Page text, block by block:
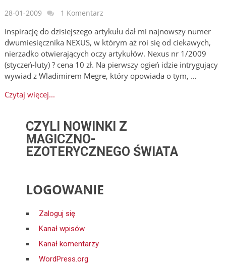
28-01-2009 1 Komentarz
Inspirację do dzisiejszego artykułu dał mi najnowszy numer
dwumiesięcznika NEXUS, w którym aż roi się od ciekawych,
nierzadko otwierających oczy artykułów. Nexus nr 1/2009
(styczeń-luty) ? cena 10 zł. Na pierwszy ogień idzie intrygujący
wywiad z Wladimirem Megre, który opowiada o tym, …
Czytaj więcej...
CZYLI NOWINKI Z
MAGICZNO-
EZOTERYCZNEGO ŚWIATA
LOGOWANIE
Zaloguj się
Kanał wpisów
Kanał komentarzy
WordPress.org